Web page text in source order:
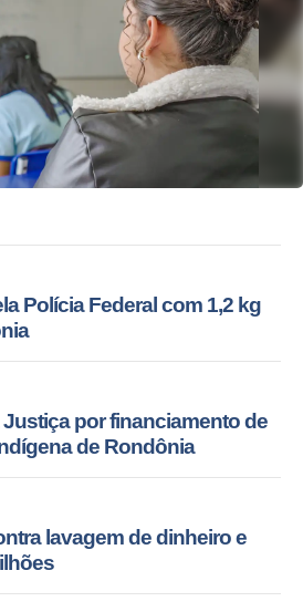
Polícia Federal com 1,2 kg
por financiamento de
de Rondônia
lavagem de dinheiro e